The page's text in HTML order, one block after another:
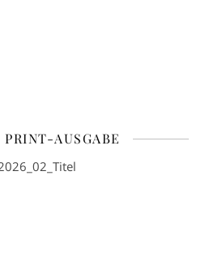
AUSGABE